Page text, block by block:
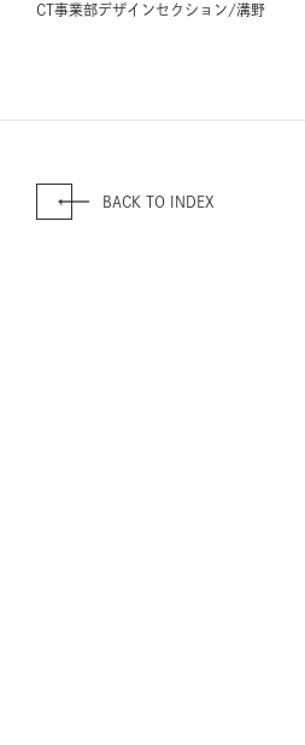
CT事業部デザインセクション/溝野
BACK TO INDEX